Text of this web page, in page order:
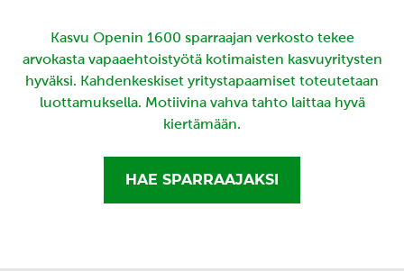
Kasvu Openin 1600 sparraajan verkosto tekee
arvokasta vapaaehtoistyötä kotimaisten kasvuyritysten
hyväksi. Kahdenkeskiset yritystapaamiset toteutetaan
luottamuksella. Motiivina vahva tahto laittaa hyvä
kiertämään.
HAE SPARRAAJAKSI